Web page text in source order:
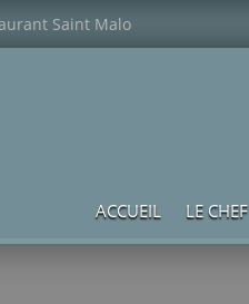
Saint Malo
ACCUEIL LE CHEF